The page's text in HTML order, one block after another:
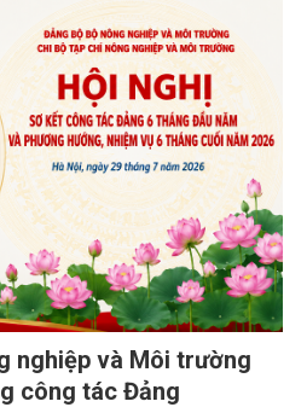
nghiệp và Môi trường
công tác Đảng